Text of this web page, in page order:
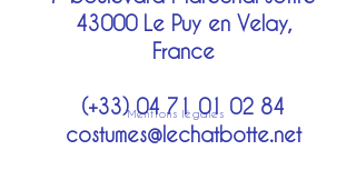
Mentions légales
43000 Le Puy en Velay,
France
(+33)04 71 01 02 84
costumes@lechatbotte.net